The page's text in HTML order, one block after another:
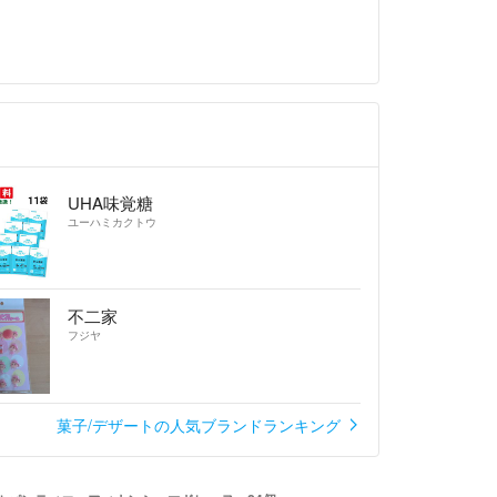
UHA味覚糖
ユーハミカクトウ
不二家
フジヤ
菓子/デザートの人気ブランドランキング